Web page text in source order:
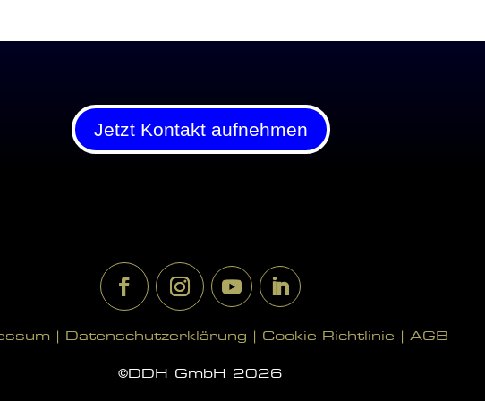
Jetzt Kontakt aufnehmen
| Datenschutzerklärung | Cookie-Richtlinie | AGB
©DDH GmbH 2026